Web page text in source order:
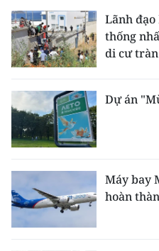
Lãnh đạo
thống
di cư tràn
Dự án
Máy bay
hoàn